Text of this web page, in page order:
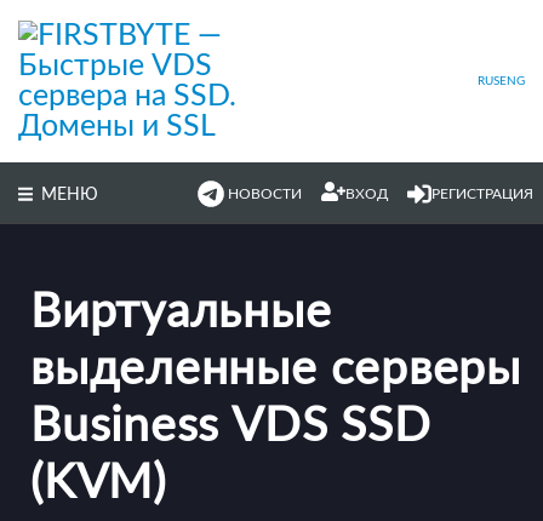
основному
содержимому
RUS ENG
МЕНЮ НОВОСТИ ВХОД РЕГИСТРАЦИЯ
Виртуальные
выделенные серверы
Business VDS SSD
(KVM)